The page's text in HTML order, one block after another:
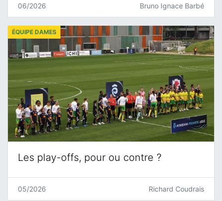
06/2026 Bruno Ignace Barbé
Les play-offs, pour ou contre ?
ÉQUIPE DAMES
05/2026 Richard Coudrais